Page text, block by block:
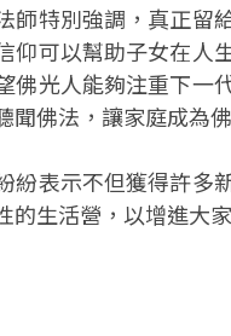
師特別強調，真正留
仰可以幫助子女在人
佛光人能夠注重下一
聞佛法，讓家庭成為
紛表示不但獲得許多
的生活營，以增進大